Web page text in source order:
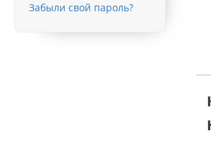
Забыли свой пароль?